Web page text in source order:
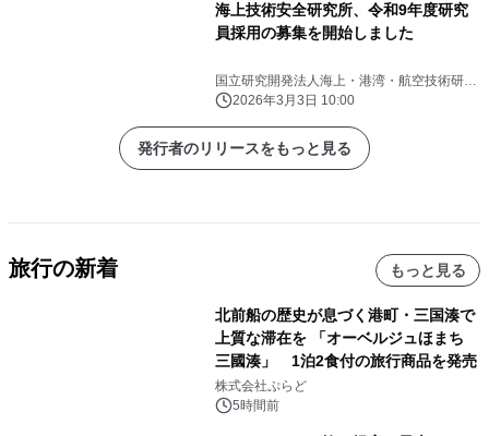
海上技術安全研究所、令和9年度研究
員採用の募集を開始しました
国立研究開発法人海上・港湾・航空技術研究
所 海上技術安全研究所
2026年3月3日 10:00
発行者のリリースをもっと見る
旅行の新着 もっと見る
北前船の歴史が息づく港町・三国湊で
上質な滞在を 「オーベルジュほまち
三國湊」 1泊2食付の旅行商品を発売
株式会社ぷらど
5時間前